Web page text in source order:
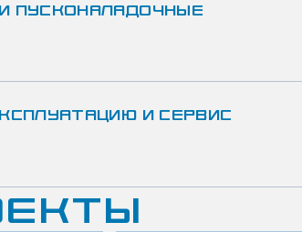
ПУСКОНАЛАДОЧНЫЕ
И СЕРВИС